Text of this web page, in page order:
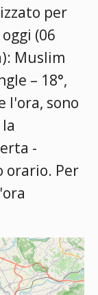
per
(06
Muslim
– 18°,
l'ora, sono
-
orario. Per